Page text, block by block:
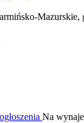
Mazurskie,
Na